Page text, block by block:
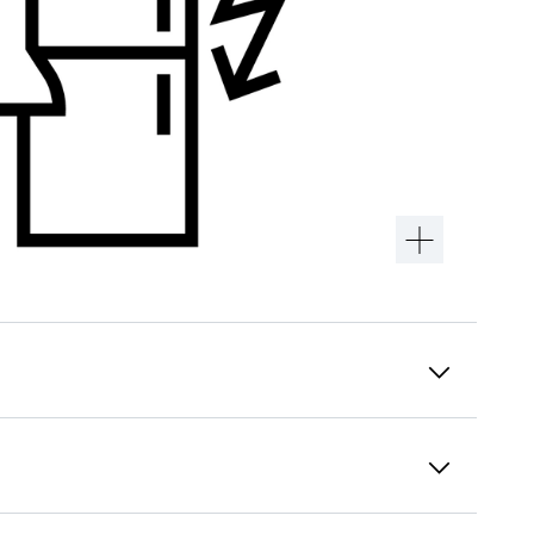
για την ασφάλεια των συσκευών
οι επαγγελματικές συσκευές Liebherr